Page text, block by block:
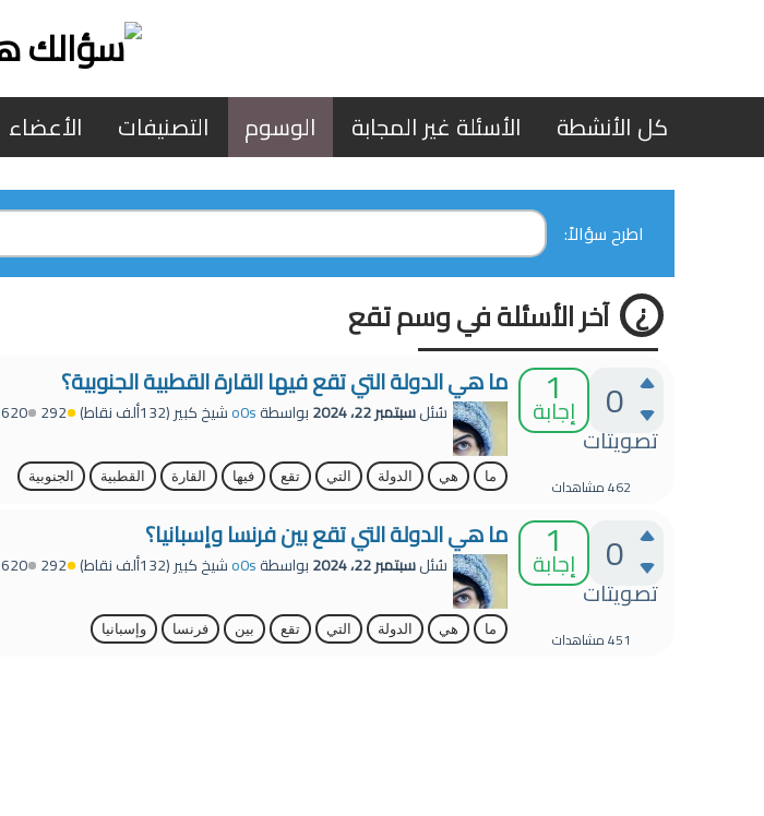
كل الأنشطة الأسئلة غير المجابة الوسوم التصنيفات الأعضاء
اطرح سؤالاً:
آخر الأسئلة في وسم تقع
0
تصويتات
1
إجابة
462مشاهدات
ما هي الدولة التي تقع فيها القارة القطبية الجنوبية؟
سُئلسبتمبر 22، 2024 بواسطةo0sشيخ كبير(132ألف نقاط) 292
620
ما هي الدولة التي تقع فيها القارة القطبية الجنوبية
0
تصويتات
1
إجابة
451مشاهدات
ما هي الدولة التي تقع بين فرنسا وإسبانيا؟
سُئلسبتمبر 22، 2024 بواسطةo0sشيخ كبير(132ألف نقاط) 292
620
ما هي الدولة التي تقع بين فرنسا وإسبانيا